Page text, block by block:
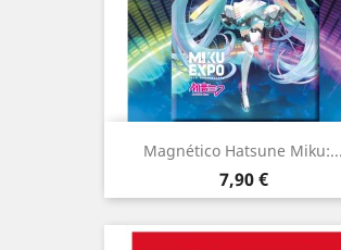
Magnético Hatsune Miku:...
Preço
7,90 €